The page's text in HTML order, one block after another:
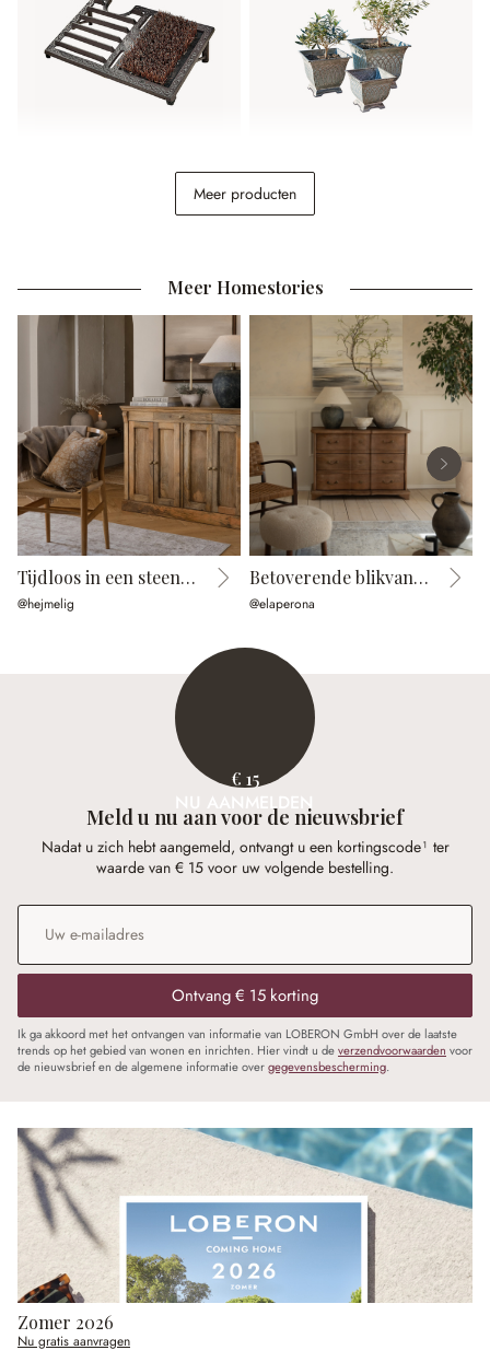
Schoenenveger Boitron Sierpot set van 3 Klaireau
Meer producten
Meer Homestories
Tijdloos in een steenlook
@hejmelig
Betoverende blikvanger
@elaperona
€ 15
NU AANMELDEN
Meld u nu aan voor de nieuwsbrief
Nadat u zich hebt aangemeld, ontvangt u een kortingscode¹ ter
waarde van € 15 voor uw volgende bestelling.
E-mailadres
Ontvang € 15 korting
Ik ga akkoord met het ontvangen van informatie van LOBERON GmbH over de laatste
trends op het gebied van wonen en inrichten. Hier vindt u deverzendvoorwaarden voor
de nieuwsbrief en de algemene informatie overgegevensbescherming.
Zomer 2026
Nu gratis aanvragen